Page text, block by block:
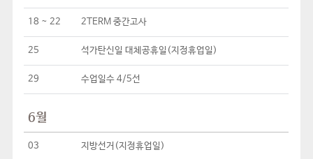
18 ~ 22 2TERM 중간고사
25 석가탄신일 대체공휴일(지정휴업일)
29 수업일수 4/5선
6월
03 지방선거(지정휴업일)